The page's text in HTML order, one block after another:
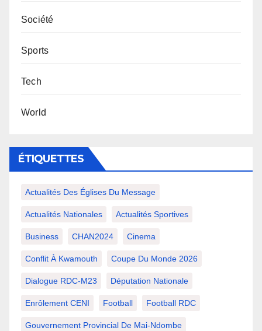
Société
Sports
Tech
World
ÉTIQUETTES
Actualités Des Églises Du Message
Actualités Nationales Actualités Sportives
Business CHAN2024 Cinema
Conflit À Kwamouth Coupe Du Monde 2026
Dialogue RDC-M23 Députation Nationale
Enrôlement CENI Football Football RDC
Gouvernement Provincial De Mai-Ndombe